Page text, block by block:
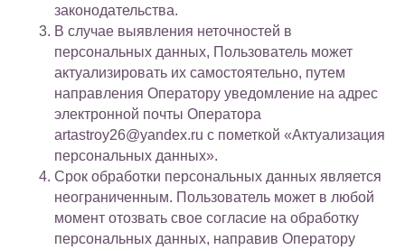
законодательства.
В случае выявления неточностей в
персональных данных, Пользователь может
актуализировать их самостоятельно, путем
направления Оператору уведомление на адрес
электронной почты Оператора
artastroy26@yandex.ru с пометкой «Актуализация
персональных данных».
Срок обработки персональных данных является
неограниченным. Пользователь может в любой
момент отозвать свое согласие на обработку
персональных данных, направив Оператору